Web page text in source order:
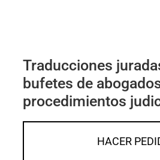
Traducciones
bufetes de
procedimientos
HACER